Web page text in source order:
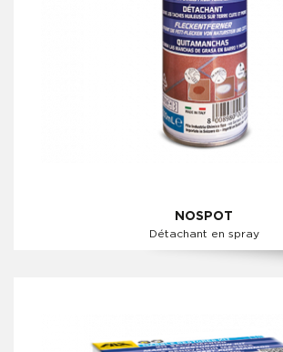
NOSPOT
Détachant en spray